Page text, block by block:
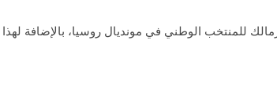
للمنتخب الوطني في مونديال روسيا، بالإضافة